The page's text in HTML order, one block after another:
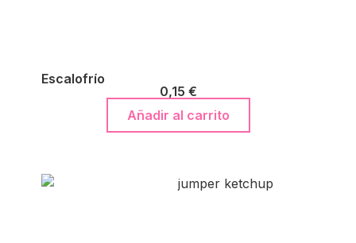
Escalofrío
0,15 €
Añadir al carrito